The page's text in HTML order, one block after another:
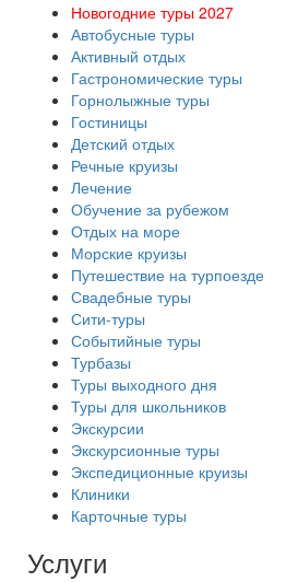
Новогодние туры 2027
Автобусные туры
Активный отдых
Гастрономические туры
Горнолыжные туры
Гостиницы
Детский отдых
Речные круизы
Лечение
Обучение за рубежом
Отдых на море
Морские круизы
Путешествие на турпоезде
Свадебные туры
Сити-туры
Событийные туры
Турбазы
Туры выходного дня
Туры для школьников
Экскурсии
Экскурсионные туры
Экспедиционные круизы
Клиники
Карточные туры
Услуги